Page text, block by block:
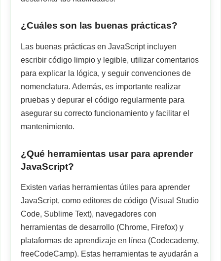
¿Cuáles son las buenas prácticas?
Las buenas prácticas en JavaScript incluyen
escribir código limpio y legible, utilizar comentarios
para explicar la lógica, y seguir convenciones de
nomenclatura. Además, es importante realizar
pruebas y depurar el código regularmente para
asegurar su correcto funcionamiento y facilitar el
mantenimiento.
¿Qué herramientas usar para aprender
JavaScript?
Existen varias herramientas útiles para aprender
JavaScript, como editores de código (Visual Studio
Code, Sublime Text), navegadores con
herramientas de desarrollo (Chrome, Firefox) y
plataformas de aprendizaje en línea (Codecademy,
freeCodeCamp). Estas herramientas te ayudarán a